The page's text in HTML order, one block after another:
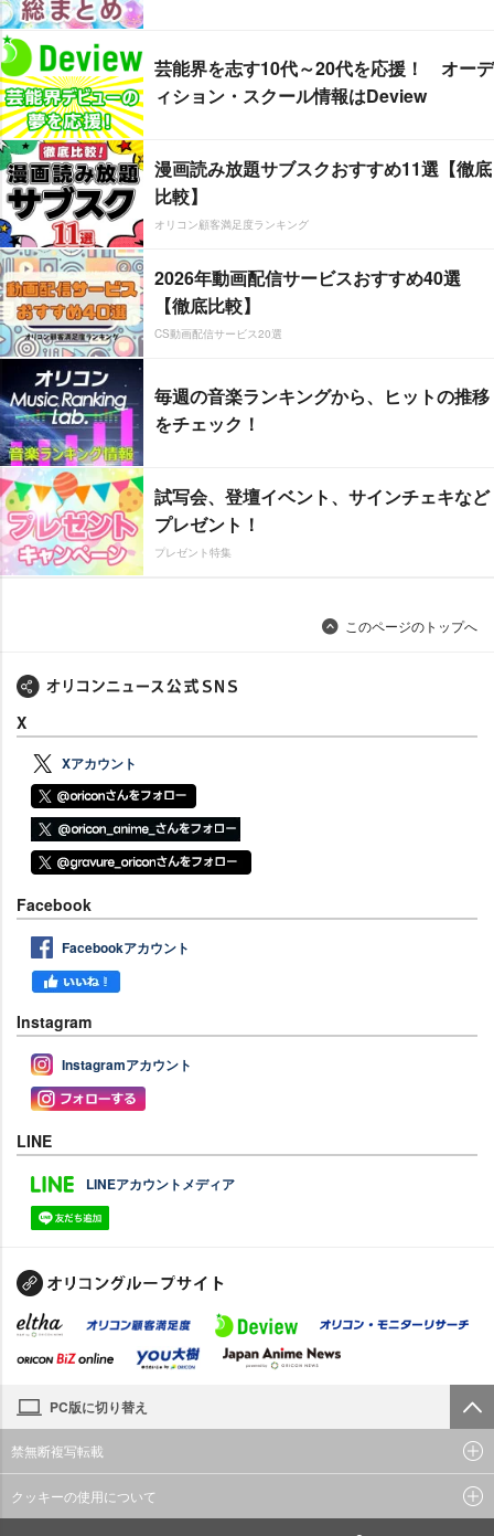
芸能界を志す10代～20代を応援！ オーデ
ィション・スクール情報はDeview
漫画読み放題サブスクおすすめ11選【徹底
比較】
オリコン顧客満足度ランキング
2026年動画配信サービスおすすめ40選
【徹底比較】
CS動画配信サービス20選
毎週の音楽ランキングから、ヒットの推移
をチェック！
試写会、登壇イベント、サインチェキなど
プレゼント！
プレゼント特集
このページのトップへ
X
Xアカウント
Facebook
Facebookアカウント
Instagram
Instagramアカウント
LINE
LINEアカウントメディア
PC版に切り替え
禁無断複写転載
クッキーの使用について